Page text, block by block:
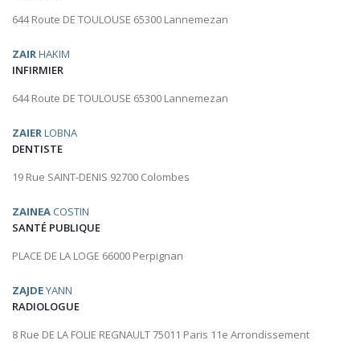
644 Route DE TOULOUSE 65300 Lannemezan
ZAIRHAKIM
INFIRMIER
644 Route DE TOULOUSE 65300 Lannemezan
ZAIERLOBNA
DENTISTE
19 Rue SAINT-DENIS 92700 Colombes
ZAINEA COSTIN
SANTÉ PUBLIQUE
PLACE DE LA LOGE 66000 Perpignan
ZAJDEYANN
RADIOLOGUE
8 Rue DE LA FOLIE REGNAULT 75011 Paris 11e Arrondissement